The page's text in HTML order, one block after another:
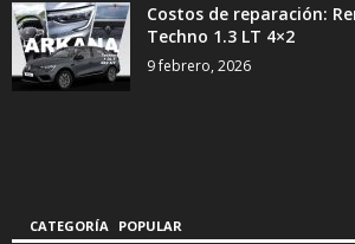
Costos de reparación:
Techno 1.3 LT 4×2
9 febrero, 2026
CATEGORÍA POPULAR